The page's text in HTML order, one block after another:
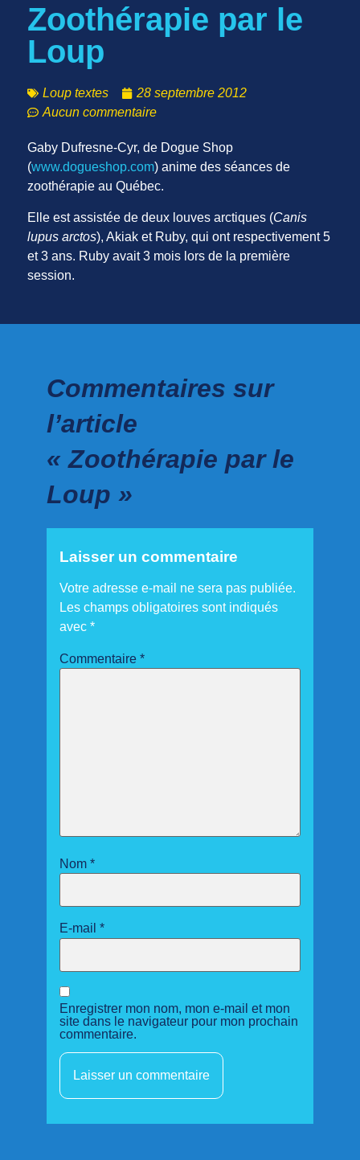
Zoothérapie par le
Loup
Loup textes
28 septembre 2012
Aucun commentaire
Gaby Dufresne-Cyr, de Dogue Shop
(www.dogueshop.com) anime des séances de
zoothérapie au Québec.
Elle est assistée de deux louves arctiques (Canis
lupus arctos), Akiak et Ruby, qui ont respectivement 5
et 3 ans. Ruby avait 3 mois lors de la première
session.
Commentaires sur
l’article
« Zoothérapie par le
Loup »
Laisser un commentaire
Votre adresse e-mail ne sera pas publiée.
Les champs obligatoires sont indiqués
avec *
Commentaire *
Nom *
E-mail *
Enregistrer mon nom, mon e-mail et mon
site dans le navigateur pour mon prochain
commentaire.